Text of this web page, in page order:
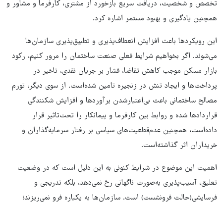
تخصص و شخصیت، دریافت سریع بازخورد از مشتری، کارفرما و مشاور و
همچنین یادگیری و بهبود مستمر اشاره کرد.
این رویکردها باعث افزایش انعطاف‌پذیری و تطبیق‌پذیری سازمان‌ها
می‌شوند. اگر بخواهیم شرایط فعلی صنعت ساختمان را مرور کنیم، رکود
بازار مسکن موجب کاهش تقاضا، فشار بر جریان نقدی، تاخیر در
پرداخت‌ها و ایجاد تنش در زنجیره تامین شده‌است. از سوی دیگر، تورم
مصالح ساختمانی باعث بی‌اعتبارشدن برآوردها و افزایش شکنندگی
قراردادها شده و روابط بین کارفرما و پیمانکار را تحت‌تاثیر قرار
داده‌است، همچنین عدم‌قطعیت‌های سیاسی بر رفتار سرمایه‌گذاران و
خریداران اثر گذاشته‌است.
اهمیت این موضوع در شرایط کنونی به این دلیل است که در وضعیت
تعلیق، آسیب‌پذیری به‌صورت ناگهانی رخ نمی‌دهد، بلکه تدریجی و
فرسایشی(حالت فرونشست) است. سازمان‌ها به یکباره فرو نمی‌ریزند؛